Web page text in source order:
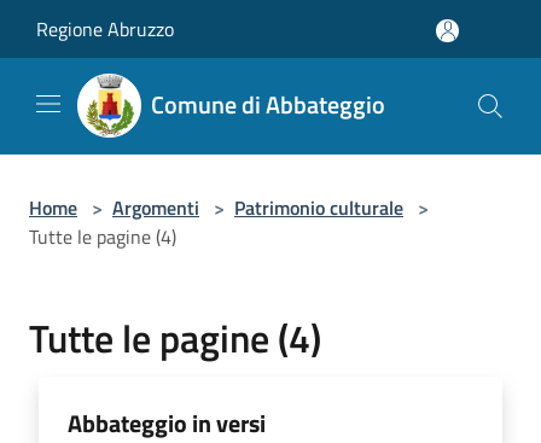
Regione Abruzzo
Comune di Abbateggio
Home > Argomenti > Patrimonio culturale >
Tutte le pagine (4)
Tutte le pagine (4)
Abbateggio in versi